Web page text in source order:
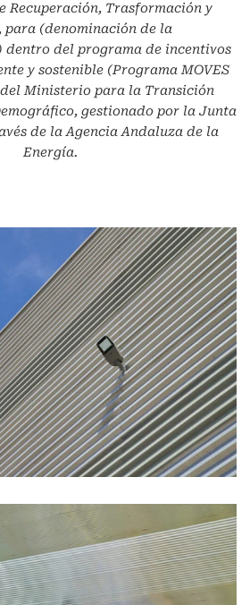
Recuperación, Trasformación y
para (denominación de la
del programa de incentivos
y sostenible (Programa MOVES
Ministerio para la Transición
gestionado por la Junta
de la Agencia Andaluza de la
Energía.